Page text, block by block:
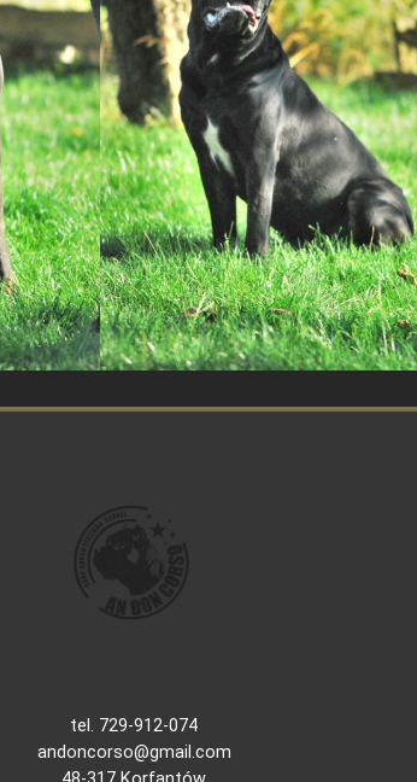
tel. 729-912-074
andoncorso@gmail.com